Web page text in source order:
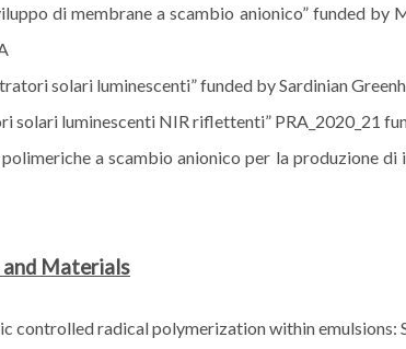
di membrane a scambio anionico” funded by
solari luminescenti” funded by Sardinian
solari luminescenti NIR riflettenti” PRA_2020_21
a scambio anionico per la produzione di
and Materials
controlled radical polymerization within